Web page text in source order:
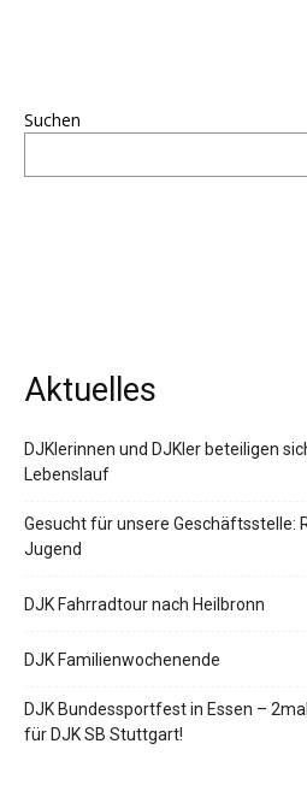
Suchen
Aktuelles
DJKlerinnen und DJKler beteiligen
Lebenslauf
Gesucht für unsere Geschäftsstelle:
Jugend
DJK Fahrradtour nach Heilbronn
DJK Familienwochenende
DJK Bundessportfest in Essen –
für DJK SB Stuttgart!